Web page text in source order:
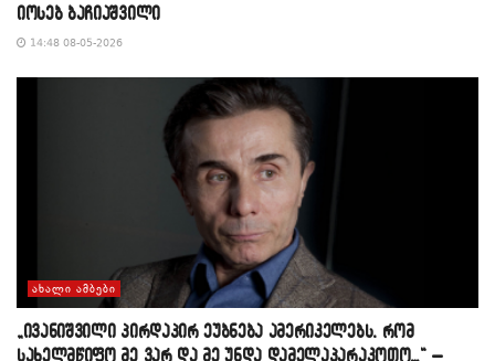
იოსებ ბაჩიაშვილი
14:48 08-05-2026
ᲐᲮᲐᲚᲘ ᲐᲛᲑᲔᲑᲘ
„ივანიშვილი პირდაპირ ეუბნება ამერიკელებს, რომ
სახელმწიფო მე ვარ და მე უნდა დამელაპარაკოთო…“ –